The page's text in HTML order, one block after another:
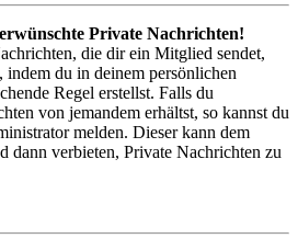
Private Nachrichten!
die dir ein Mitglied sendet,
indem du in deinem persönlichen
Regel erstellst. Falls du
von jemandem erhältst, so kannst du
melden. Dieser kann dem
dann verbieten, Private Nachrichten zu